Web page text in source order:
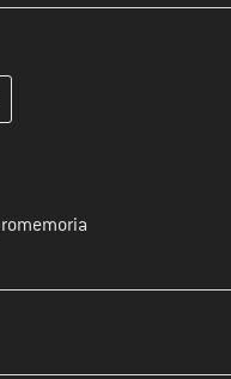
il tuo account cliente